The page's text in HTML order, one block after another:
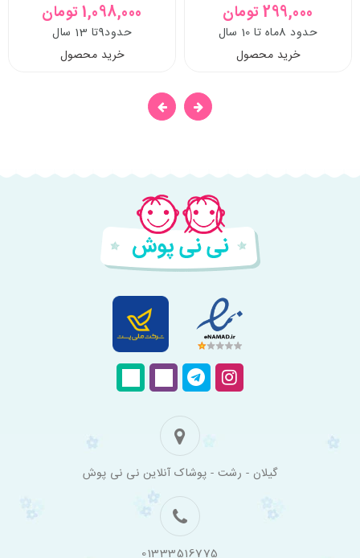
299,000 تومان
حدود 8ماه تا 10 سال
خرید محصول
1,098,000 تومان
حدود9تا 13 سال
خرید محصول
گیلان - رشت - پوشاک آنلاین نی نی پوش